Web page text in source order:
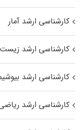
کارشناسی ارشد آمار
کارشناسی ارشد
کارشناسی ارشد
کارشناسی ارشد